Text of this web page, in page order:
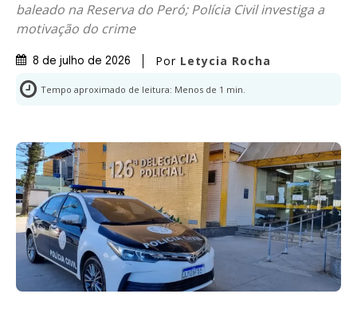
baleado na Reserva do Peró; Polícia Civil investiga a
motivação do crime
8 de julho de 2026 Por Letycia Rocha
Tempo aproximado de leitura: Menos de 1 min.